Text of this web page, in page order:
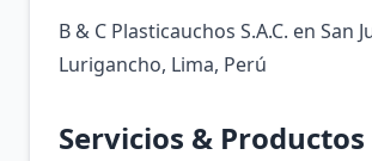
B & C Plasticauchos S.A.C. en San
Lurigancho, Lima, Perú
Servicios & Productos